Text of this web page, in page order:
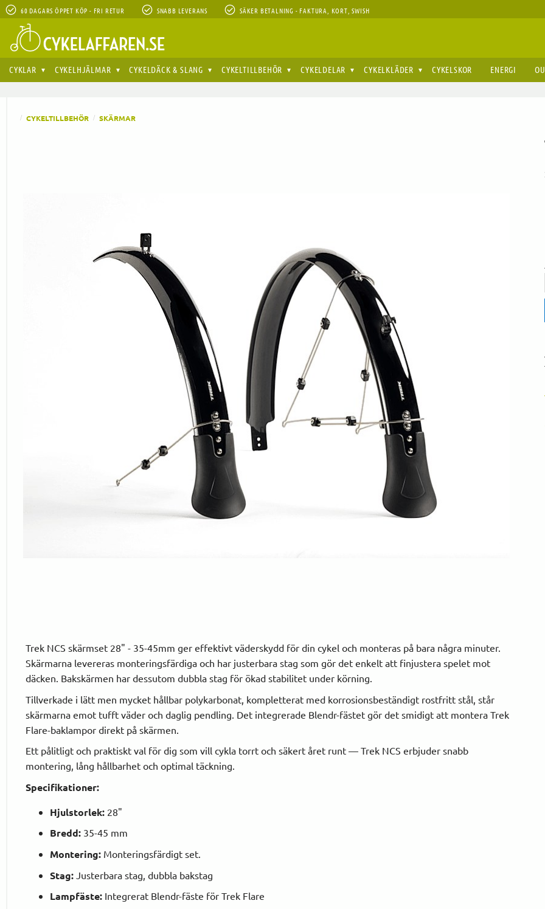
60 DAGARS ÖPPET KÖP - FRI RETUR SNABB LEVERANS SÄKER BETALNING - FAKTURA, KORT, SWISH
CYKLAR CYKELHJÄLMAR CYKELDÄCK & SLANG CYKELTILLBEHÖR CYKELDELAR CYKELKLÄDER CYKELSKOR ENERGI
CYKELTILLBEHÖR SKÄRMAR
Trek NCS skärmset 28" - 35-45mm ger effektivt väderskydd för din cykel och monteras på bara några minuter.
Skärmarna levereras monteringsfärdiga och har justerbara stag som gör det enkelt att finjustera spelet mot
däcken. Bakskärmen har dessutom dubbla stag för ökad stabilitet under körning.
Tillverkade i lätt men mycket hållbar polykarbonat, kompletterat med korrosionsbeständigt rostfritt stål, står
skärmarna emot tufft väder och daglig pendling. Det integrerade Blendr-fästet gör det smidigt att montera Trek
Flare-baklampor direkt på skärmen.
Ett pålitligt och praktiskt val för dig som vill cykla torrt och säkert året runt — Trek NCS erbjuder snabb
montering, lång hållbarhet och optimal täckning.
Specifikationer:
Hjulstorlek: 28"
Bredd: 35-45 mm
Montering: Monteringsfärdigt set.
Stag: Justerbara stag, dubbla bakstag
Lampfäste: Integrerat Blendr-fäste för Trek Flare